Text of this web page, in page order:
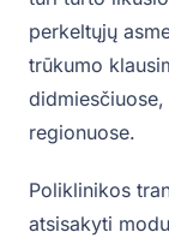
perkeltųjų
trūkumo
regionuose.
Poliklinikos
atsisakyti